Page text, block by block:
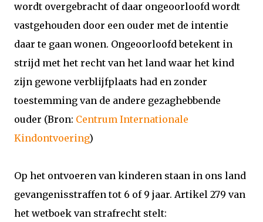
wordt overgebracht of daar ongeoorloofd wordt
vastgehouden door een ouder met de intentie
daar te gaan wonen. Ongeoorloofd betekent in
strijd met het recht van het land waar het kind
zijn gewone verblijfplaats had en zonder
toestemming van de andere gezaghebbende
ouder (Bron: Centrum Internationale
Kindontvoering)
Op het ontvoeren van kinderen staan in ons land
gevangenisstraffen tot 6 of 9 jaar. Artikel 279 van
het wetboek van strafrecht stelt: